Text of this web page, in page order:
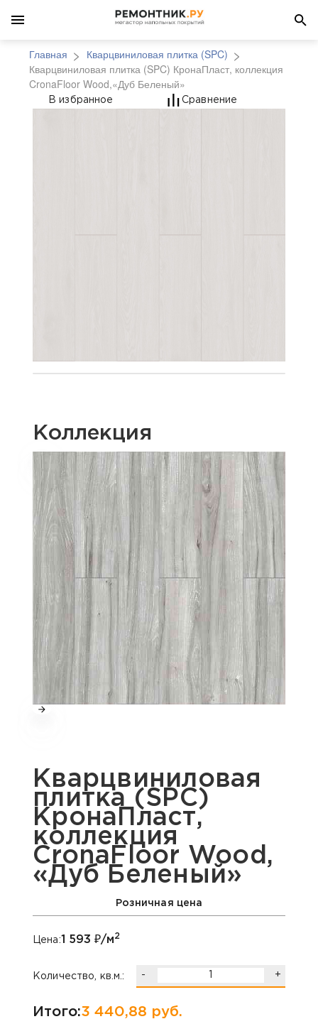
Главная
Кварцвиниловая плитка (SPC)
Кварцвиниловая плитка (SPC) КронаПласт, коллекция
CronaFloor Wood,«Дуб Беленый»
Кварцвиниловая
В избранное Сравнение
Коллекция
Кварцвиниловая
плитка (SPC)
КронаПласт,
коллекция
CronaFloor Wood,
«Дуб Беленый»
Розничная цена
Цена:1 593 ₽/м2
Количество, кв.м.: - +
Итого:3 440,88 руб.